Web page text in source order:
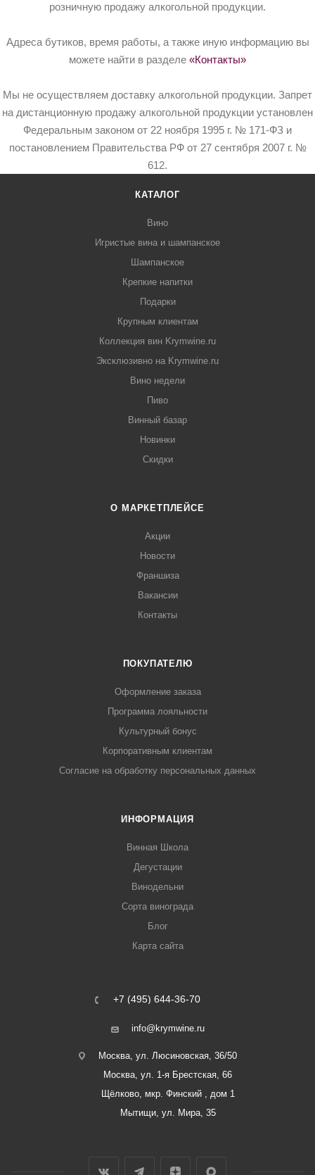
розничную продажу алкогольной продукции.
Адреса бутиков, время работы, а также иную информацию вы
можете найти в разделе «Контакты»
Мы не осуществляем доставку алкогольной продукции. Запрет
на дистанционную продажу алкогольной продукции установлен
Федеральным законом от 22 ноября 1995 г. № 171-ФЗ и
постановлением Правительства РФ от 27 сентября 2007 г. №
612.
КАТАЛОГ
Вино
Игристые вина и шампанское
Шампанское
Крепкие напитки
Подарки
Крупным клиентам
Коллекция вин Krymwine.ru
Эксклюзивно на Krymwine.ru
Вино недели
Пиво
Винный базар
Новинки
Скидки
О МАРКЕТПЛЕЙСЕ
Акции
Новости
Франшиза
Вакансии
Контакты
ПОКУПАТЕЛЮ
Оформление заказа
Программа лояльности
Культурный бонус
Корпоративным клиентам
Согласие на обработку персональных данных
ИНФОРМАЦИЯ
Винная Школа
Дегустации
Винодельни
Сорта винограда
Блог
Карта сайта
+7 (495) 644-36-70
info@krymwine.ru
Москва, ул. Люсиновская, 36/50
Москва, ул. 1-я Брестская, 66
Щёлково, мкр. Финский , дом 1
Мытищи, ул. Мира, 35